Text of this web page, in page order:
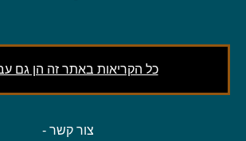
כל הקריאות באתר זה הן גם
- צור קשר